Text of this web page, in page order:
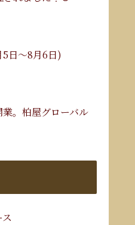
日～8月6日)
。柏屋グローバル